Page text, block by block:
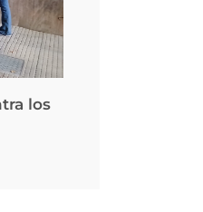
los